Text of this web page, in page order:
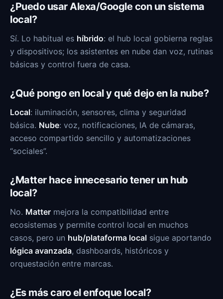
¿Puedo usar Alexa/Google con un sistema
local?
Sí. Lo habitual es híbrido: el hub local gobierna reglas
y dispositivos; los asistentes en nube dan voz, rutinas
básicas y control fuera de casa.
¿Qué pongo en local y qué dejo en la nube?
Local: iluminación, sensores, clima y seguridad
básica. Nube: voz, notificaciones, IA de cámaras,
acceso compartido sencillo y automatizaciones
“sociales”.
¿Matter hace innecesario tener un hub
local?
No. Matter mejora la compatibilidad entre
ecosistemas y permite control local en muchos
casos, pero un hub/plataforma local sigue aportando
lógica avanzada, dashboards, históricos y
orquestación entre marcas.
¿Es más caro el enfoque local?